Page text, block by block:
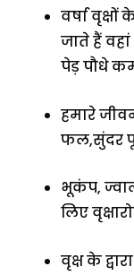
वर्षा वृक्षों
जाते हैं
पेड़ पौधे कम
हमारे
फल,सुंदर
भूकंप,
लिए
वृक्ष के